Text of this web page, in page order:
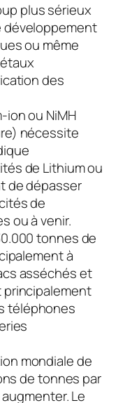
plus sérieux
développement
ou même
des
ion ou NiMH
nécessite
de Lithium ou
de dépasser
de
ou à venir.
tonnes de
à
asséchés et
téléphones
mondiale de
de tonnes par
Le